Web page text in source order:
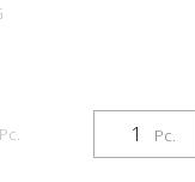
Pc.